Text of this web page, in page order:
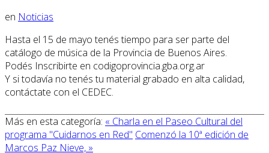
en Noticias
Hasta el 15 de mayo tenés tiempo para ser parte del
catálogo de música de la Provincia de Buenos Aires.
Podés Inscribirte en codigoprovincia.gba.org.ar
Y si todavía no tenés tu material grabado en alta calidad,
contáctate con el CEDEC.
Más en esta categoría: « Charla en el Paseo Cultural del
programa "Cuidarnos en Red" Comenzó la 10ª edición de
Marcos Paz Nieve, »